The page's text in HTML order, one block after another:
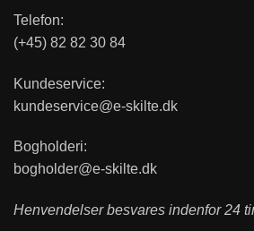
Telefon:
(+45) 82 82 30 84
Kundeservice:
kundeservice@e-skilte.dk
Bogholderi:
bogholder@e-skilte.dk
Henvendelser besvares indenfor 24